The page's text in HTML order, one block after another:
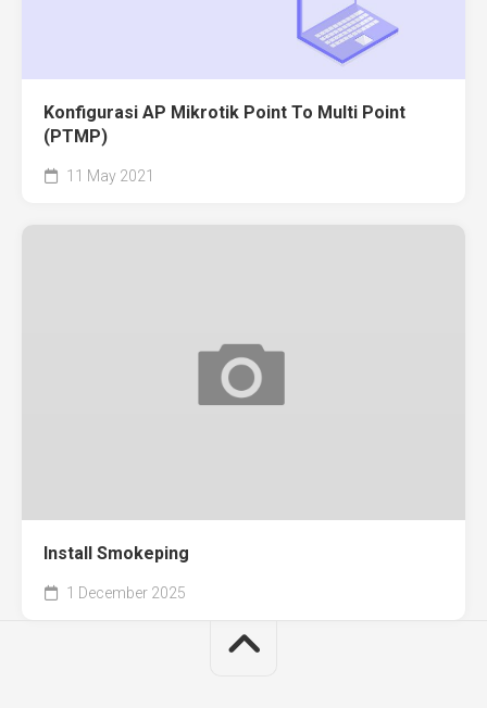
Konfigurasi AP Mikrotik Point To Multi Point
(PTMP)
11 May 2021
Install Smokeping
1 December 2025